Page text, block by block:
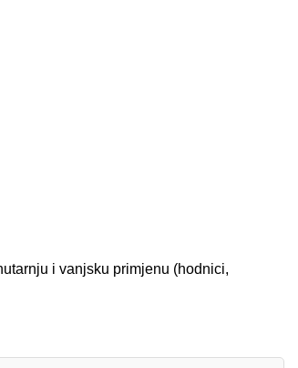
i vanjsku primjenu (hodnici,